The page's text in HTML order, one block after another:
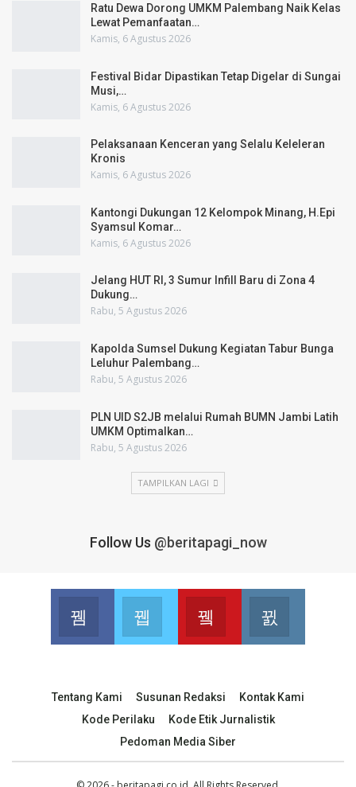
Ratu Dewa Dorong UMKM Palembang Naik Kelas
Lewat Pemanfaatan…
Kamis, 6 Agustus 2026
Festival Bidar Dipastikan Tetap Digelar di Sungai
Musi,…
Kamis, 6 Agustus 2026
Pelaksanaan Kenceran yang Selalu Keleleran
Kronis
Kamis, 6 Agustus 2026
Kantongi Dukungan 12 Kelompok Minang, H.Epi
Syamsul Komar…
Kamis, 6 Agustus 2026
Jelang HUT RI, 3 Sumur Infill Baru di Zona 4
Dukung…
Rabu, 5 Agustus 2026
Kapolda Sumsel Dukung Kegiatan Tabur Bunga
Leluhur Palembang…
Rabu, 5 Agustus 2026
PLN UID S2JB melalui Rumah BUMN Jambi Latih
UMKM Optimalkan…
Rabu, 5 Agustus 2026
TAMPILKAN LAGI
Follow Us @beritapagi_now
Facebook
Join us on Facebook
Twitter
Join us on Twitter
Youtube
Join us on Youtube
Tentang Kami Susunan Redaksi
Kontak Kami
Kode Perilaku
Kode Etik Jurnalistik
Pedoman Media Siber